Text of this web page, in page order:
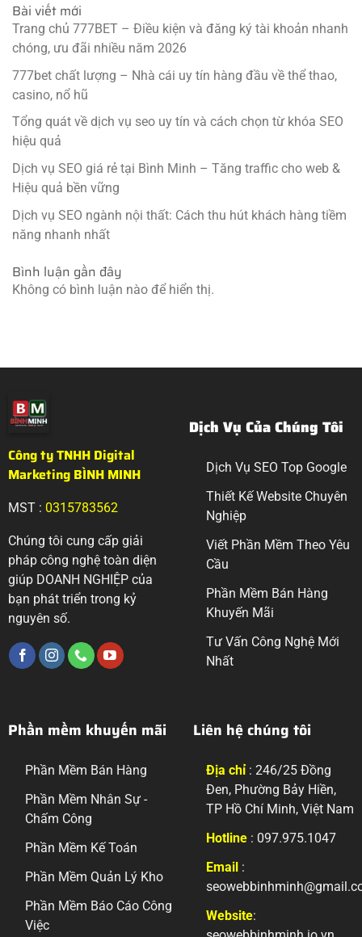
Bài viết mới
Trang chủ 777BET – Điều kiện và đăng ký tài khoản nhanh
chóng, ưu đãi nhiều năm 2026
777bet chất lượng – Nhà cái uy tín hàng đầu về thể thao,
casino, nổ hũ
Tổng quát về dịch vụ seo uy tín và cách chọn từ khóa SEO
hiệu quả
Dịch vụ SEO giá rẻ tại Bình Minh – Tăng traffic cho web &
Hiệu quả bền vững
Dịch vụ SEO ngành nội thất: Cách thu hút khách hàng tiềm
năng nhanh nhất
Bình luận gần đây
Không có bình luận nào để hiển thị.
Công ty TNHH Digital
Marketing BÌNH MINH
MST : 0315783562
Chúng tôi cung cấp giải
pháp công nghệ toàn diện
giúp DOANH NGHIỆP của
bạn phát triển trong kỷ
nguyên số.
Dịch Vụ Của Chúng Tôi
Dịch Vụ SEO Top Google
Thiết Kế Website Chuyên
Nghiệp
Viết Phần Mềm Theo Yêu
Cầu
Phần Mềm Bán Hàng
Khuyến Mãi
Tư Vấn Công Nghệ Mới
Nhất
Phần mềm khuyến mãi
Phần Mềm Bán Hàng
Phần Mềm Nhân Sự -
Chấm Công
Phần Mềm Kế Toán
Phần Mềm Quản Lý Kho
Phần Mềm Báo Cáo Công
Việc
Liên hệ chúng tôi
Địa chỉ: 246/25 Đồng
Đen, Phường Bảy Hiền,
TP Hồ Chí Minh, Việt Nam
Hotline: 097.975.1047
Email :
Website: